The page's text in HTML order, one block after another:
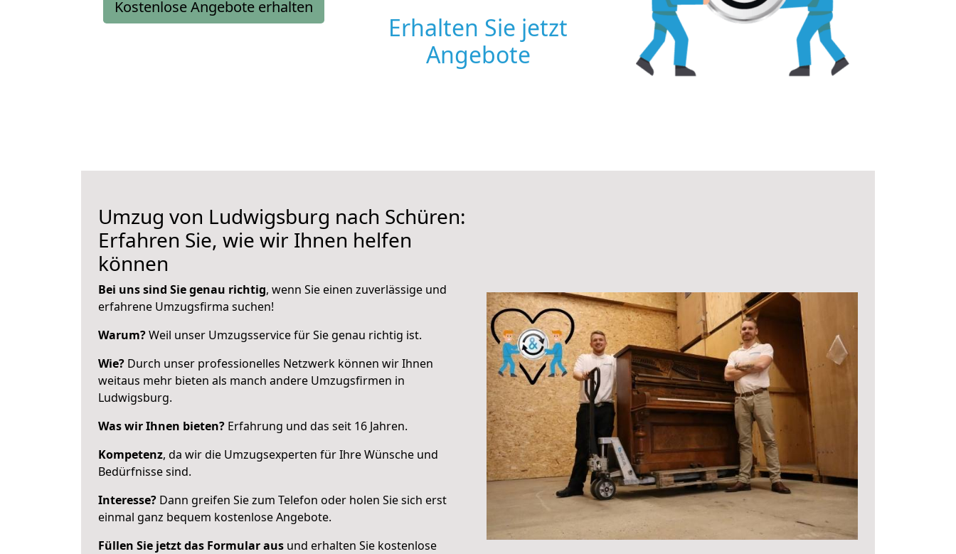
Kostenlose Angebote erhalten
Erhalten Sie jetzt
Angebote
Umzug von Ludwigsburg nach Schüren:
Erfahren Sie, wie wir Ihnen helfen
können
Bei uns sind Sie genau richtig, wenn Sie einen zuverlässige und
erfahrene Umzugsfirma suchen!
Warum?Weil unser Umzugsservice für Sie genau richtig ist.
Wie? Durch unser professionelles Netzwerk können wir Ihnen
weitaus mehr bieten als manch andere Umzugsfirmen in
Ludwigsburg.
Was wir Ihnen bieten? Erfahrung und das seit 16 Jahren.
Kompetenz, da wir die Umzugsexperten für Ihre Wünsche und
Bedürfnisse sind.
Interesse? Dann greifen Sie zum Telefon oder holen Sie sich erst
einmal ganz bequem kostenlose Angebote.
Füllen Sie jetzt das Formular aus und erhalten Sie kostenlose